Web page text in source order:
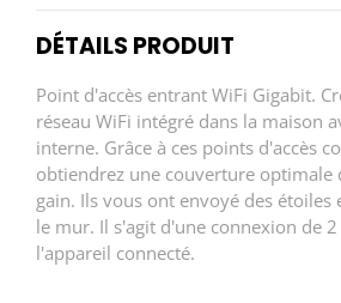
DÉTAILS PRODUIT
Point d'accès entrant WiFi Gigabit.
réseau WiFi intégré dans la maison
interne. Grâce à ces points d'accès
obtiendrez une couverture optimale
gain. Ils vous ont envoyé des
le mur. Il s'agit d'une connexion de
l'appareil connecté.